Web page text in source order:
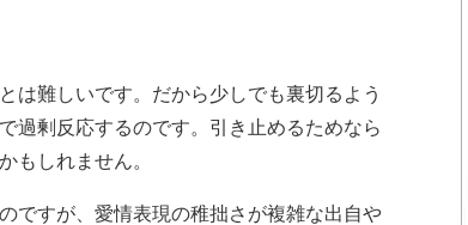
難しいです。だから少しでも裏切るよう
過剰反応するのです。引き止めるためなら
もしれません。
ですが、愛情表現の稚拙さが複雑な出自や